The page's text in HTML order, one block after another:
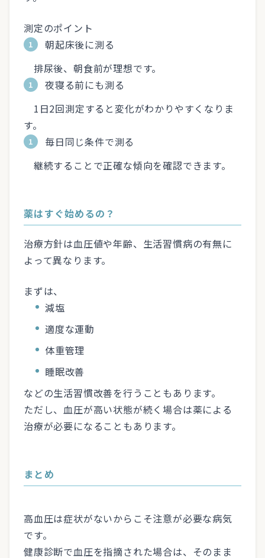
測定のポイント
朝起床後に測る
排尿後、朝食前が理想です。
夜寝る前にも測る
1日2回測定すると変化がわかりやすくなりま
す。
毎日同じ条件で測る
継続することで正確な傾向を確認できます。
薬はすぐ始めるの？
治療方針は血圧値や年齢、生活習慣病の有無に
よって異なります。
まずは、
減塩
適度な運動
体重管理
睡眠改善
などの生活習慣改善を行うこともあります。
ただし、血圧が高い状態が続く場合は薬による
治療が必要になることもあります。
まとめ
高血圧は症状がないからこそ注意が必要な病気
です。
健康診断で血圧を指摘された場合は、そのまま